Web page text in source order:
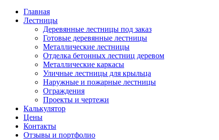
Главная
Лестницы
Деревянные лестницы под заказ
Готовые деревянные лестницы
Металлические лестницы
Отделка бетонных лестниц деревом
Металлические каркасы
Уличные лестницы для крыльца
Наружные и пожарные лестницы
Ограждения
Проекты и чертежи
Калькулятор
Цены
Контакты
Отзывы и портфолио